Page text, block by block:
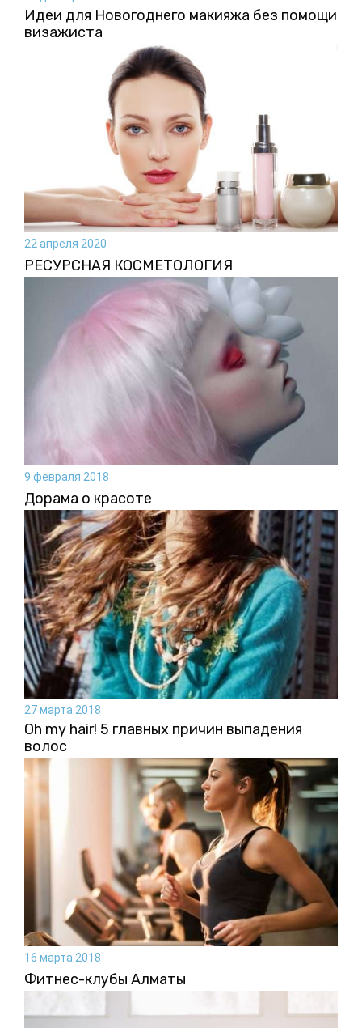
Идеи для Новогоднего макияжа без помощи
визажиста
22 апреля 2020
РЕСУРСНАЯ КОСМЕТОЛОГИЯ
9 февраля 2018
Дорама о красоте
27 марта 2018
Oh my hair! 5 главных причин выпадения
волос
16 марта 2018
Фитнес-клубы Алматы